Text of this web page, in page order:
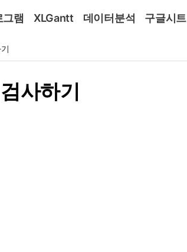
램 XLGantt 데이터분석 구글시트
사하기